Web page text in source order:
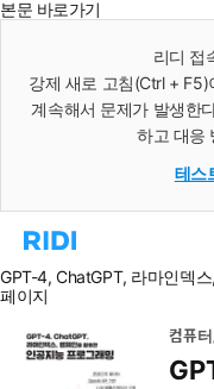
본문 바로가기
리디 접
강제 새로 고침(Ctrl +
계속해서 문제가 발생한
하고 대응
테스
리
홈
으
이
동
GPT-4, ChatGPT, 라마인덱
페이지
컴퓨